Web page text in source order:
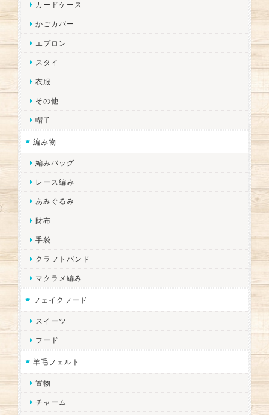
カードケース
かごカバー
エプロン
スタイ
衣服
その他
帽子
編み物
編みバッグ
レース編み
あみぐるみ
財布
手袋
クラフトバンド
マクラメ編み
フェイクフード
スイーツ
フード
羊毛フェルト
置物
チャーム